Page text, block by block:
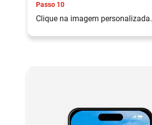
Passo 10
Clique na imagem personalizada.